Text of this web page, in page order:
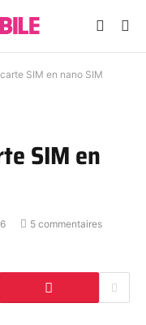
SIM en nano SIM
SIM en
5 commentaires